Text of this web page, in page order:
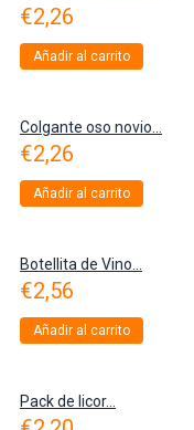
€2,26
Añadir al carrito
Colgante oso novio...
€2,26
Añadir al carrito
Botellita de Vino...
€2,56
Añadir al carrito
Pack de licor...